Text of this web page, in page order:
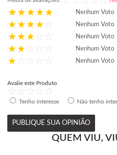
Nenhum Voto
Nenhum Voto
Nenhum Voto
Nenhum Voto
Nenhum Voto
Avalie este Produto
Tenho interesse Não tenho
PUBLIQUE SUA OPINIÃO
QUEM VIU,